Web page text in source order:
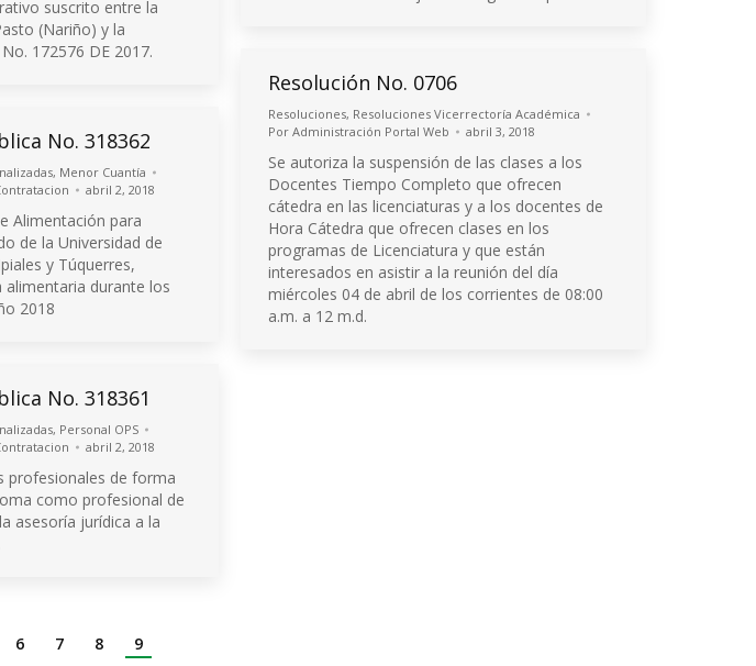
suscrito entre la
(Nariño) y la
172576 DE 2017.
Resolución No. 0706
Resoluciones, Resoluciones Vicerrectoría Académica
Por Administración Portal Web abril 3, 2018
Se autoriza la suspensión de las clases a los
Docentes Tiempo Completo que ofrecen
cátedra en las licenciaturas y a los docentes de
Hora Cátedra que ofrecen clases en los
programas de Licenciatura y que están
interesados en asistir a la reunión del día
miércoles 04 de abril de los corrientes de 08:00
a.m. a 12 m.d.
No. 318362
, Menor Cuantía
abril 2, 2018
Alimentación para
de la Universidad de
y Túquerres,
durante los
2018
No. 318361
, Personal OPS
abril 2, 2018
profesionales de forma
como profesional de
asesoría jurídica a la
6 7 8 9